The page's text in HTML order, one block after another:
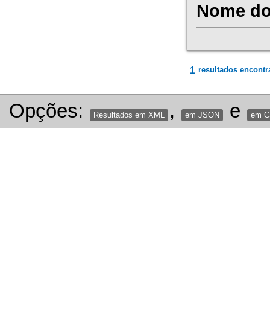
Nome
1 resultados
Opções: Resultados em XML , em JSON e em